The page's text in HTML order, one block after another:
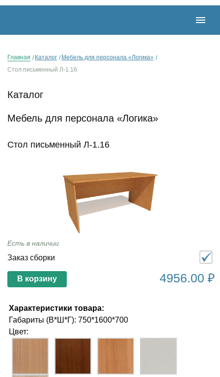
Главная Каталог
Мебель для персонала «Логика»
Стол письменный Л-1.16
Каталог
Мебель для персонала «Логика»
Стол письменный Л-1.16
Есть в наличии
Заказ сборки
4956.00 ₽
В корзину
Характеристики товара:
Габариты (В*Ш*Г): 750*1600*700
Цвет: